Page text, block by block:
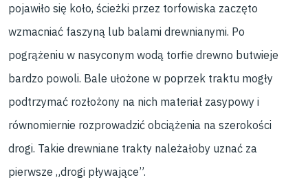
pojawiło się koło, ścieżki przez torfowiska zaczęto
wzmacniać faszyną lub balami drewnianymi. Po
pogrążeniu w nasyconym wodą torfie drewno butwieje
bardzo powoli. Bale ułożone w poprzek traktu mogły
podtrzymać rozłożony na nich materiał zasypowy i
równomiernie rozprowadzić obciążenia na szerokości
drogi. Takie drewniane trakty należałoby uznać za
pierwsze „drogi pływające”.